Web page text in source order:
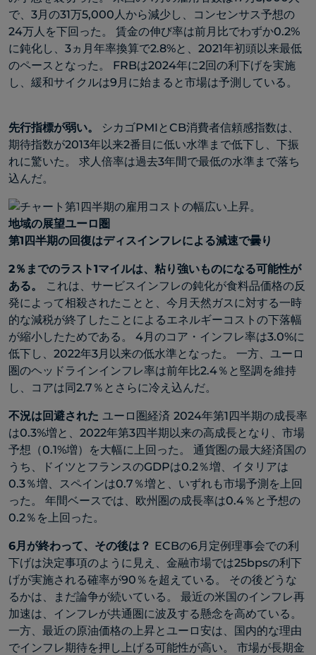
で、3月の31万5,000人から減少し、コンセンサス予想の
24万人を下回った。 賃金の伸び率は前月比でわずか0.2%
に鈍化し、3ヵ月年率換算で2.8%と、2021年初頭以来最低
のペースとなった。 FRBは2024年に2回の利下げを実施
し、緩和サイクルは9月に始まると市場は予測している。
先行指標が弱い。
シカゴPMIとCB消費者信頼感指数は、
期待指数が2013年以来2番目に低い水準まで低下し、下振
れに驚いた。 求人倍率は過去3年間で最低の水準まで落ち
込んだ。
地域の展望ユーロ圏
第1四半期の回復はディスインフレによる減速で曇り
2％までのラスト1マイルは、粘り強いものになる可能性が
ある。
これは、サービスインフレの鈍化が食料品価格の反
発によって相殺されたことと、今月天然ガスに対する一時
的な減税が終了したことによるエネルギーコストの下落幅
が縮小したためである。 4月のコア・インフレ率は3.0%に
低下し、2022年3月以来の低水準となった。 一方、ユーロ
圏のヘッドラインインフレ率は前年比2.4％と堅調を維持
し、コアは同2.7％とさらに冷え込んだ。
不況は回避された ユーロ圏経済 2024年第1四半期の成長率
は0.3%増と、2022年第3四半期以来の高成長となり、市場
予想（0.1%増）を大幅に上回った。 通貨圏の最大経済国の
うち、ドイツとフランスのGDPは0.2％増、イタリアは
0.3％増、スペインは0.7％増と、いずれも市場予測を上回
った。 年間ベースでは、欧州圏の成長率は0.4％と予想の
0.2％を上回った。
6月が終わって、その後は？ ECBの6月定例理事会での利
下げは決定事項のように見え、金融市場では25bpsの利下
げが実施される確率が90％を超えている。 その後どうな
るかは、まだ論争が続いている。 最近の米国のインフレ再
加速は、インフレが共通圏に波及する懸念を高めている。
一方、最近の原油価格の上昇とユーロ安は、国内的な理由
でインフレ期待を押し上げる可能性が高い。 市場が長期金